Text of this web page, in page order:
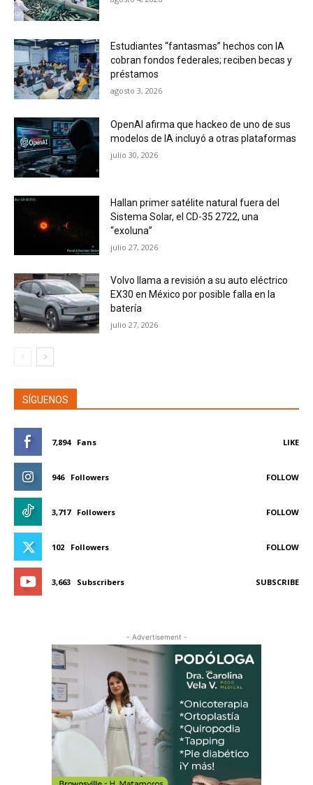
Estudiantes “fantasmas” hechos con IA
cobran fondos federales; reciben becas y
préstamos
agosto 3, 2026
OpenAI afirma que hackeo de uno de sus
modelos de IA incluyó a otras plataformas
julio 30, 2026
Hallan primer satélite natural fuera del
Sistema Solar, el CD-35 2722, una
“exoluna”
julio 27, 2026
Volvo llama a revisión a su auto eléctrico
EX30 en México por posible falla en la
batería
julio 27, 2026
SÍGUENOS
7,894 Fans LIKE
946 Followers FOLLOW
3,717 Followers FOLLOW
102 Followers FOLLOW
3,663 Subscribers SUBSCRIBE
- Advertisement -